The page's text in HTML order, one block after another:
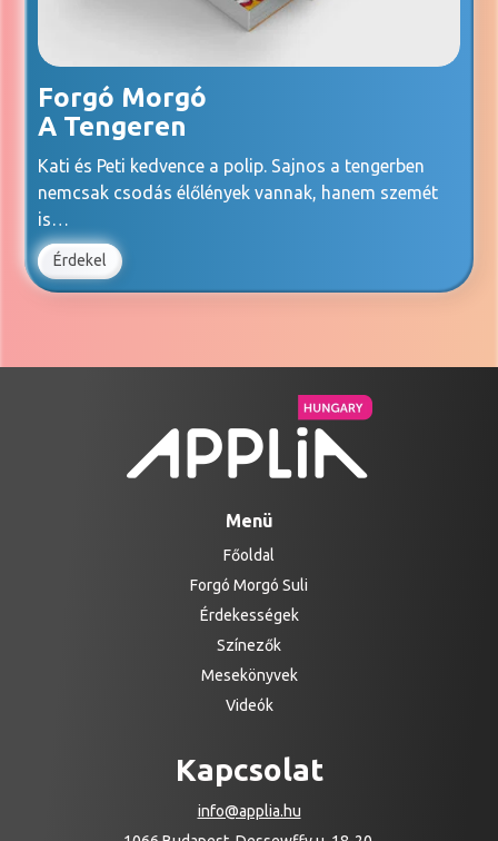
Forgó Morgó
A Tengeren
Kati és Peti kedvence a polip. Sajnos a tengerben
nemcsak csodás élőlények vannak, hanem szemét
is…
Érdekel
Menü
Főoldal
Forgó Morgó Suli
Érdekességek
Színezők
Mesekönyvek
Videók
Kapcsolat
info@applia.hu